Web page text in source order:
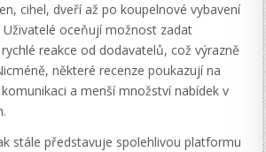
cihel, dveří až po koupelnové vybavení
Uživatelé oceňují možnost zadat
reakce od dodavatelů, což výrazně
některé recenze poukazují na
a menší množství nabídek v
stále představuje spolehlivou platformu